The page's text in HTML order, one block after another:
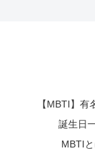
【MBTI】有
誕生日
MBTI